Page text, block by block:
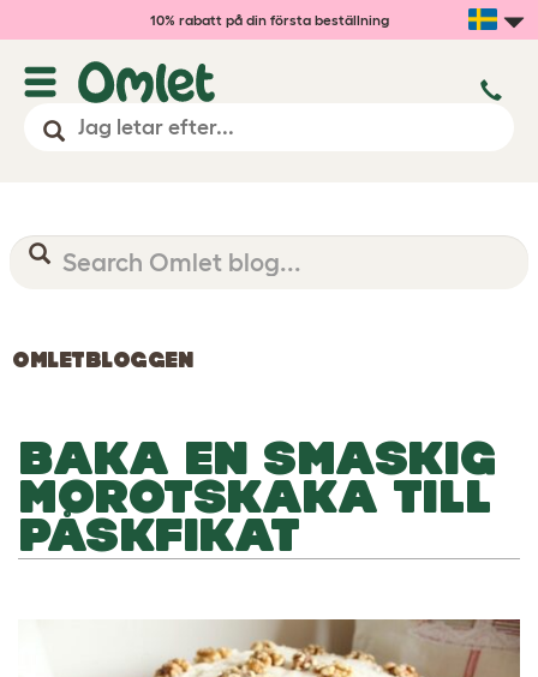
10% rabatt på din första beställning
OMLETBLOGGEN
BAKA EN SMASKIG
MOROTSKAKA TILL
PÅSKFIKAT